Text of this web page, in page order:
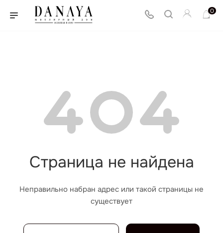
0
Страница не найдена
Неправильно набран адрес или такой страницы не
существует